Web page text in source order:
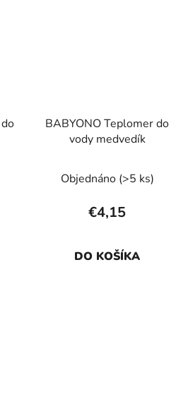
BABYONO Teplomer do
vody medvedík
Objednáno (>5 ks)
€4,15
DO KOŠÍKA